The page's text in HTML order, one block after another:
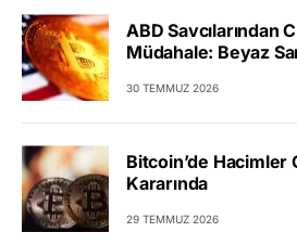
ABD Savcılarından
Müdahale: Beyaz
30 TEMMUZ 2026
Bitcoin’de Hacimler
Kararında
29 TEMMUZ 2026